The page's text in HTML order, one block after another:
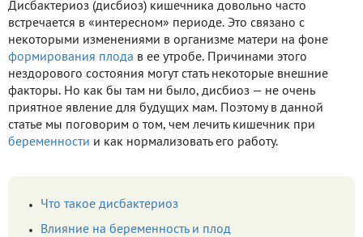
Дисбактериоз (дисбиоз) кишечника довольно часто
встречается в «интересном» периоде. Это связано с
некоторыми изменениями в организме матери на фоне
формирования плода в ее утробе. Причинами этого
нездорового состояния могут стать некоторые внешние
факторы. Но как бы там ни было, дисбиоз — не очень
приятное явление для будущих мам. Поэтому в данной
статье мы поговорим о том, чем лечить кишечник при
беременности и как нормализовать его работу.
Что такое дисбактериоз
Влияние на беременность и плод